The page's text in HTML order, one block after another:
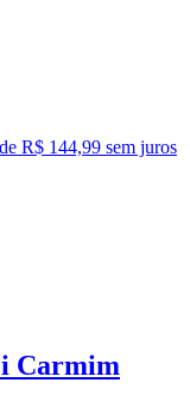
R$ 144,99 sem juros
Carmim